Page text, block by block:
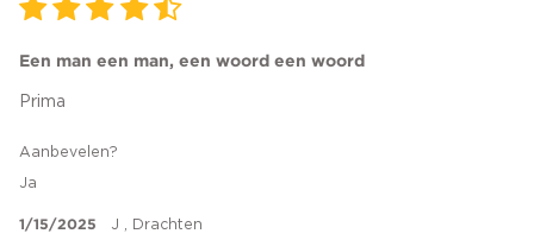
Een man een man, een woord een woord
Prima
Aanbevelen?
Ja
1/15/2025 J , Drachten